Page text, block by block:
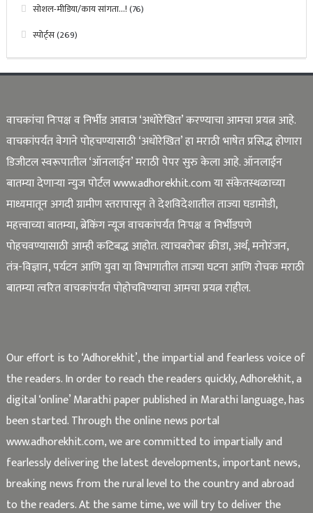
सोशल-मीडिया/काय सांगता…!(76)
स्पोर्ट्स(269)
वाचकांचा निःपक्ष व निर्भीड आवाज ‘अधोरेखित’ करण्याचा आमचा प्रयत्न आहे.
वाचकांपर्यंत वेगाने पोहचण्यासाठी ‘अधोरेखित’ हा मराठी भाषेत प्रसिद्ध होणारा
डिजीटल स्वरूपातील ‘ऑनलाईन’ मराठी पेपर सुरु केला आहे. ऑनलाईन
बातम्या देणाऱ्या न्युज पोर्टल www.adhorekhit.com या संकेतस्थळाच्या
माध्यमातून अगदी ग्रामीण स्तरापासून ते देशविदेशातील ताज्या घडामोडी,
महत्त्वाच्या बातम्या, ब्रेकिंग न्यूज वाचकांपर्यंत निःपक्ष व निर्भीडपणे
पोहचवण्यासाठी आम्ही कटिबद्ध आहोत. त्याचबरोबर क्रीडा, अर्थ, मनोरंजन,
तंत्र-विज्ञान, पर्यटन आणि युवा या विभागातील ताज्या घटना आणि रोचक मराठी
बातम्या त्वरित वाचकांपर्यंत पोहोचविण्याचा आमचा प्रयत्न राहील.
Our effort is to ‘Adhorekhit’, the impartial and fearless voice of
the readers. In order to reach the readers quickly, Adhorekhit, a
digital ‘online’ Marathi paper published in Marathi language, has
been started. Through the online news portal
www.adhorekhit.com, we are committed to impartially and
fearlessly delivering the latest developments, important news,
breaking news from the rural level to the country and abroad
to the readers. At the same time, we will try to deliver the